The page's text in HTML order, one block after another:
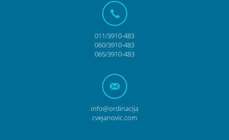
011/3910-483
060/3910-483
065/3910-483
info@ordinacija
cvejanovic.com